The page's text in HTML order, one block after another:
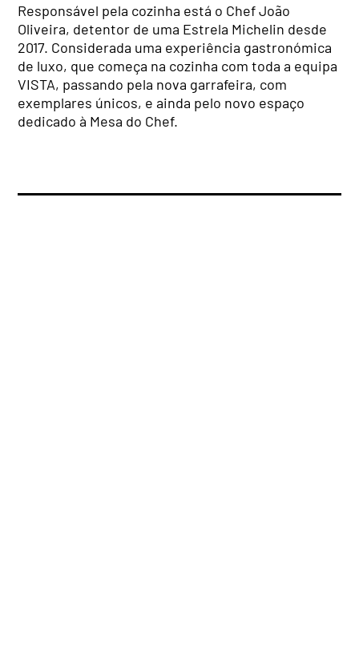
Responsável pela cozinha está o Chef João
Oliveira, detentor de uma Estrela Michelin desde
2017. Considerada uma experiência gastronómica
de luxo, que começa na cozinha com toda a equipa
VISTA, passando pela nova garrafeira, com
exemplares únicos, e ainda pelo novo espaço
dedicado à Mesa do Chef.